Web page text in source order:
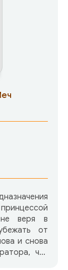
веря в
от
и снова
чьи